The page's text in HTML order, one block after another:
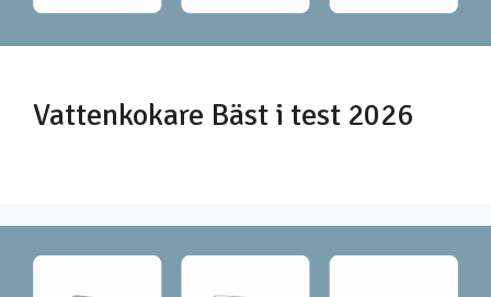
Vattenkokare Bäst i test 2026